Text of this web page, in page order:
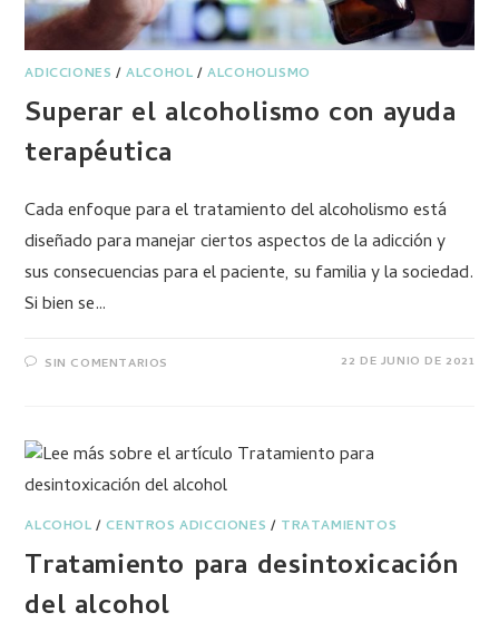
ADICCIONES /ALCOHOL /ALCOHOLISMO
Superar el alcoholismo con ayuda
terapéutica
Cada enfoque para el tratamiento del alcoholismo está
diseñado para manejar ciertos aspectos de la adicción y
sus consecuencias para el paciente, su familia y la sociedad.
Si bien se…
SIN COMENTARIOS 22 DE JUNIO DE 2021
ALCOHOL /CENTROS ADICCIONES / TRATAMIENTOS
Tratamiento para desintoxicación
del alcohol